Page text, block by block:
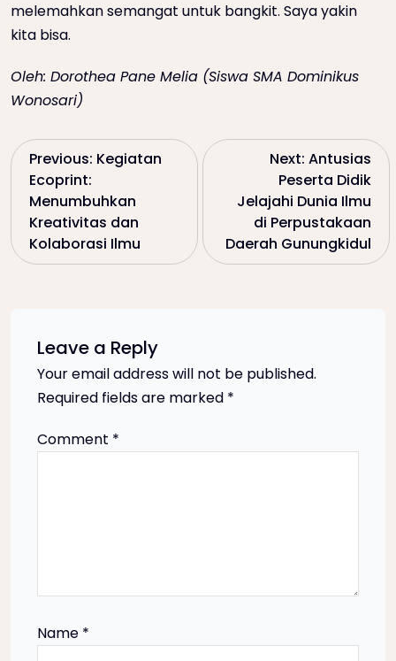
melemahkan semangat untuk bangkit. Saya yakin
kita bisa.
Oleh: Dorothea Pane Melia (Siswa SMA Dominikus
Wonosari)
P
s
Previous: Kegiatan
Ecoprint:
Menumbuhkan
Kreativitas dan
Kolaborasi Ilmu
Next: Antusias
Peserta Didik
Jelajahi Dunia Ilmu
di Perpustakaan
Daerah Gunungkidul
Leave a Reply
Your email address will not be published.
Required fields are marked *
Comment *
Name *